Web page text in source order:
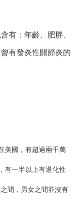
有：年齡、肥胖、
有發炎性關節炎的
美國，有超過兩千萬
有一半以上有退化性
間，男女之間並沒有